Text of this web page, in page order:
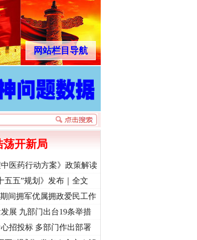
网站栏目导航
荡开新局
中医药行动方案》政策解读
五五”规划》发布｜全文
间拥军优属拥政爱民工作
展 九部门出台19条举措
招投标 多部门作出部署